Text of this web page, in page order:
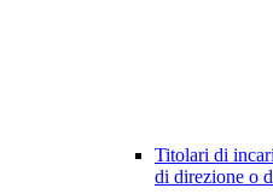
Titolari di
di direzione o